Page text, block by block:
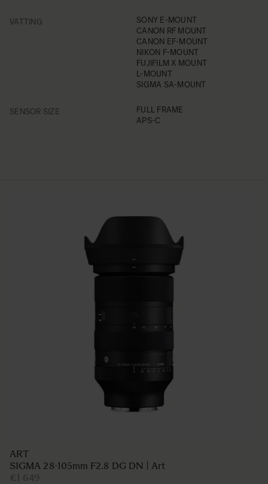
VATTINGFILTER
SONY E-MOUNT
CANON RF MOUNT
CANON EF-MOUNT
NIKON F-MOUNT
FUJIFILM X MOUNT
L-MOUNT
SIGMA SA-MOUNT
SENSOR SIZEFILTER
FULL FRAME
APS-C
ART
SIGMA 28-105mm F2.8 DG DN | Art
€1 649